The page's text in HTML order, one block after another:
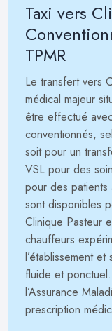
Taxi vers
TPMR
Le transfert vers
médical majeur
être effectué
conventionnés,
soit pour un
VSL pour des
pour des patients
sont disponibles
Clinique Pasteur
chauffeurs
l’établissement
fluide et
l’Assurance
prescription